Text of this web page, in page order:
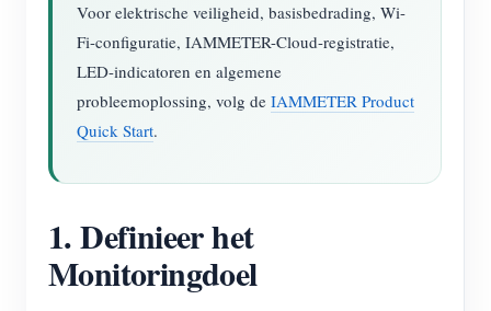
Voor elektrische veiligheid, basisbedrading, Wi-
Fi-configuratie, IAMMETER-Cloud-registratie,
LED-indicatoren en algemene
probleemoplossing, volg de IAMMETER Product
Quick Start.
1. Definieer het
Monitoringdoel